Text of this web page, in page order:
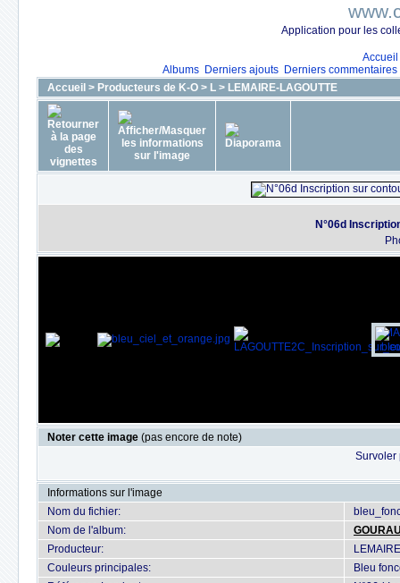
Application pour les
Accueil
Albums Derniers ajouts Derniers commentaires
Accueil > Producteurs de K-O > L > LEMAIRE-LAGOUTTE
N°06d
Noter cette image (pas encore de note)
Survoler
Informations sur l'image
Nom du fichier:
Nom de l'album:
Producteur:
Couleurs principales:
Bleu